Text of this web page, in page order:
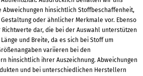
Abweichungen hinsichtlich Stoffbeschaffenheit,
Gestaltung oder ähnlicher Merkmale vor. Ebenso
dar, die bei der Auswahl unterstützen
und Breite, da es sich bei Stoff um
variieren bei den
hinsichtlich ihrer Auszeichnung. Abweichungen
und bei unterschiedlichen Herstellern